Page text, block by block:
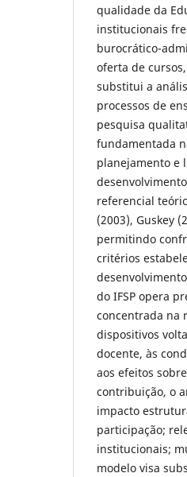
qualidade da
institucionais
burocrático-
oferta de
substitui a
processos de
pesquisa
fundamentada
planejamento e
referencial
(2003), Guskey
permitindo
critérios
do IFSP opera
concentrada na
dispositivos
docente, às
aos efeitos
contribuição, o
impacto
participação;
institucionais;
modelo visa